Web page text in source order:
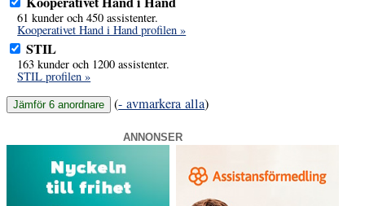
61 kunder och 450 assistenter.
Kooperativet Hand i Hand profilen »
STIL
163 kunder och 1200 assistenter.
STIL profilen »
(- avmarkera alla)
ANNONSER